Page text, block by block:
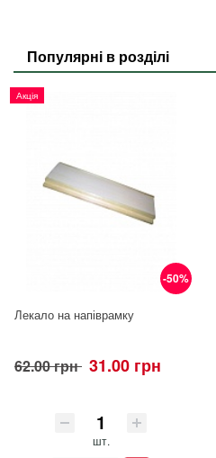
Популярні в розділі
-50%
Акція
Лекало на напіврамку
62.00 грн 31.00 грн
шт.